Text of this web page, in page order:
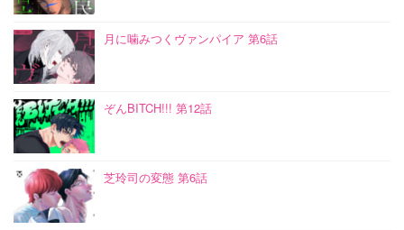
月に噛みつくヴァンパイア 第6話
ぞんBITCH!!! 第12話
芝玲司の変態 第6話